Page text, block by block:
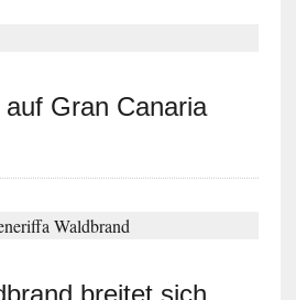
Gran Canaria